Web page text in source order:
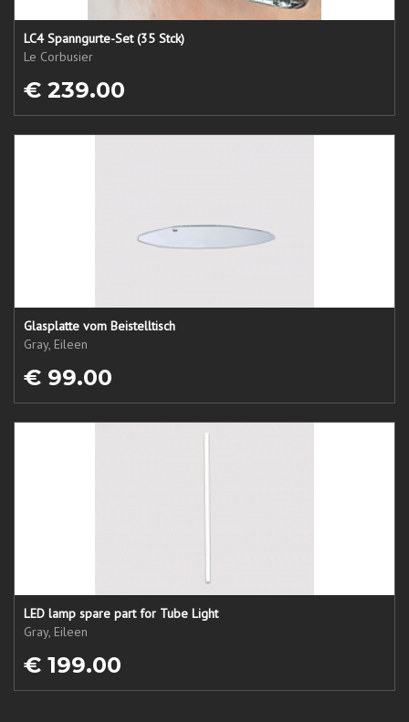
LC4 Spanngurte-Set (35 Stck)
Le Corbusier
€ 239.00
Glasplatte vom Beistelltisch
Gray, Eileen
€ 99.00
LED lamp spare part for Tube Light
Gray, Eileen
€ 199.00